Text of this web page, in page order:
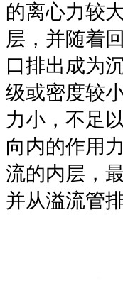
的离心力较
层，并随着
口排出成为
级或密度较
力小，不足
向内的作用
流的内层，
并从溢流管